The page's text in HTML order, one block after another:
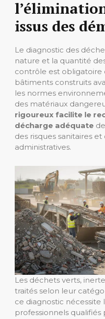
issus des
Le diagnostic des
nature et la quantité
contrôle est
bâtiments construits
les normes
des matériaux
rigoureux facilite le
décharge adéquate
des risques sanitaires
administratives.
Les déchets verts,
traités selon leur
ce diagnostic nécessite
professionnels